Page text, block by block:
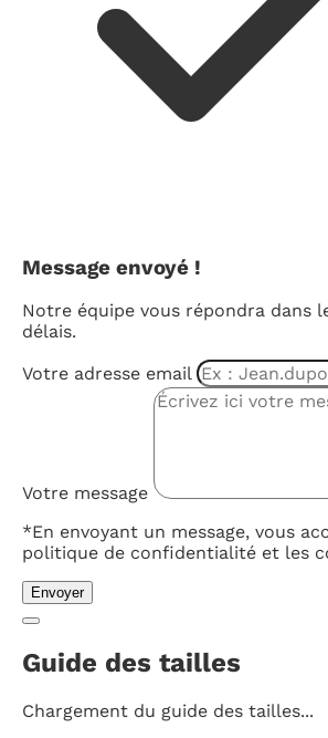
Message envoyé !
Notre équipe vous répondra dans
délais.
Votre adresse email
Votre message
*En envoyant un message, vous
politique de confidentialité et les
Envoyer
Guide des tailles
Chargement du guide des tailles...